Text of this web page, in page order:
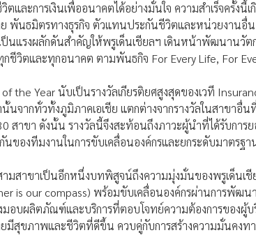
ตและการเงินเพื่ออนาคตได้อย่างมั่นใจ ความสำเร็จครั้ง
พันธมิตรทางธุรกิจ ตัวแทนประกันชีวิตและหน่วยงานอื่น
นแรงผลักดันสำคัญให้พรูเด็นเชียลฯ เดินหน้าพัฒนานวั
กชีวิตและทุกอนาคต ตามพันธกิจ For Every Life, For
the Year นับเป็นรางวัลเกียรติยศสูงสุดของเวที
นั้นจากทั่วทั้งภูมิภาคเอเชีย แตกต่างจากรางวัลในสาขา
สาขา ดังนั้น รางวัลนี้จึงสะท้อนถึงภาวะผู้นำที่ได้รับการ
นของทีมงานในการขับเคลื่อนองค์กรและยกระดับมาตรฐ
ามสาขาเป็นอีกหนึ่งบทพิสูจน์ถึงความมุ่งมั่นของพรูเด็นเชี
is our compass) พร้อมขับเคลื่อนองค์กรผ่านการพัฒ
มอบผลิตภัณฑ์และบริการที่ตอบโจทย์ความต้องการของผู้
มีสุขภาพและชีวิตที่ดีขึ้น ควบคู่กับการสร้างความมั่นคงทา